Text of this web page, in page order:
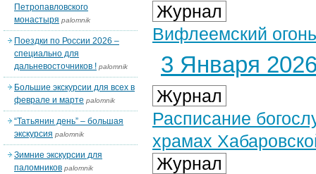
Журнал
Вифлеемский
3 Января 2026
Журнал
Расписание
храмах
Журнал
Петропавловского
монастыря palomnik
Поездки по России 2026 –
специально для
дальневосточников ! palomnik
Большие экскурсии для всех в
феврале и марте palomnik
“Татьянин день” – большая
экскурсия palomnik
Зимние экскурсии для
паломников palomnik